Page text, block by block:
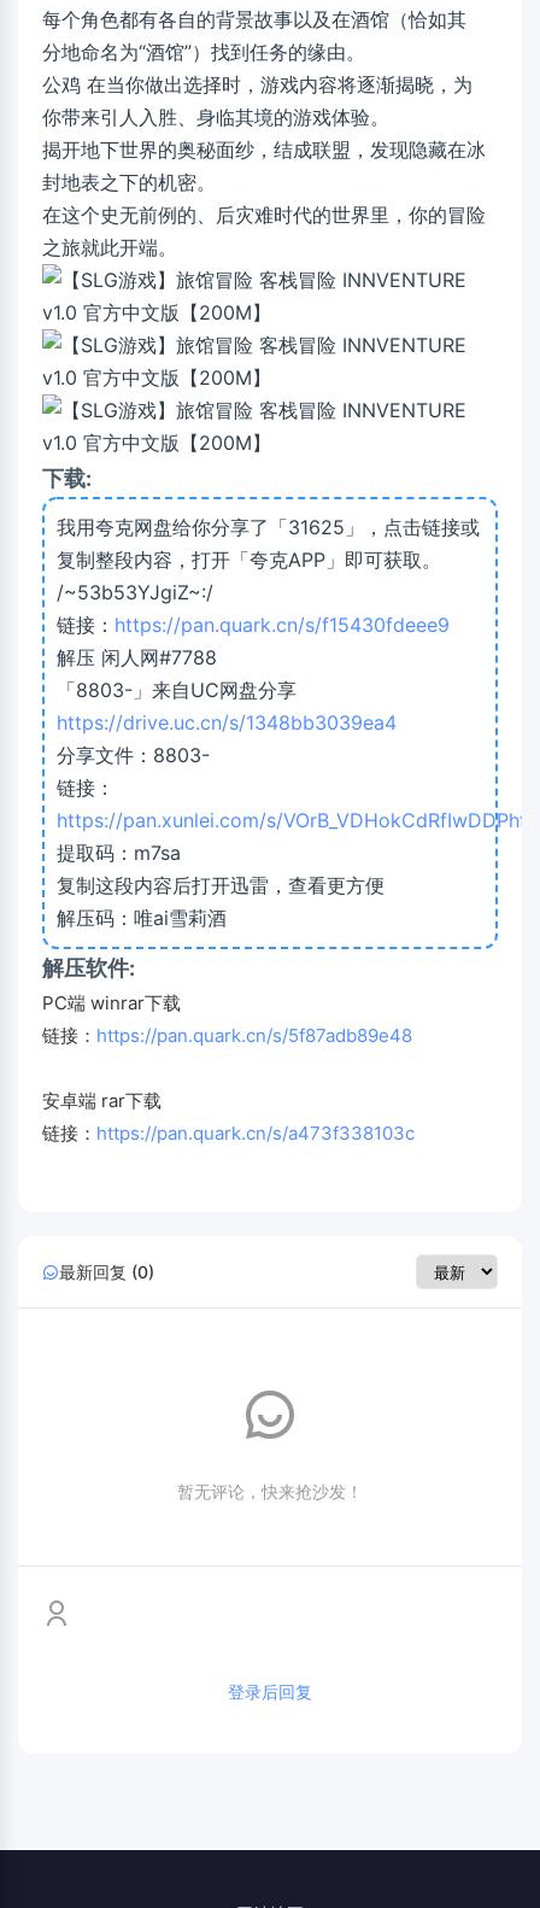
每个角色都有各自的背景故事以及在酒馆（恰如其
分地命名为“酒馆”）找到任务的缘由。
公鸡 在当你做出选择时，游戏内容将逐渐揭晓，为
你带来引人入胜、身临其境的游戏体验。
揭开地下世界的奥秘面纱，结成联盟，发现隐藏在冰
封地表之下的机密。
在这个史无前例的、后灾难时代的世界里，你的冒险
之旅就此开端。
下载:
我用夸克网盘给你分享了「31625」，点击链接或
复制整段内容，打开「夸克APP」即可获取。
/~53b53YJgiZ~:/
链接： https://pan.quark.cn/s/f15430fdeee9
解压 闲人网#7788
「8803-」来自UC网盘分享
https://drive.uc.cn/s/1348bb3039ea4
分享文件：8803-
链接：
https://pan.xunlei.com/s/
提取码：m7sa
复制这段内容后打开迅雷，查看更方便
解压码：唯ai雪莉酒
解压软件:
PC端 winrar下载
链接： https://pan.quark.cn/s/5f87adb89e48
安卓端 rar下载
链接： https://pan.quark.cn/s/a473f338103c
最新回复 (0)
暂无评论，快来抢沙发！
登录后回复